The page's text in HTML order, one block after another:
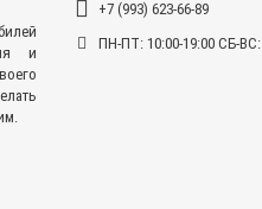
и
+7 (993) 623-66-89
ПН-ПТ: 10:00-19:00 СБ-ВС: